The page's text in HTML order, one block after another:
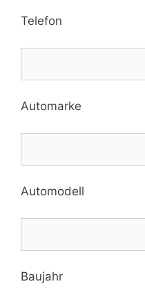
Telefon
Automarke
Automodell
Baujahr